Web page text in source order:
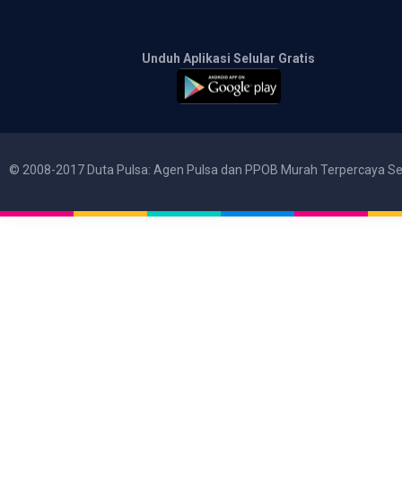
Unduh Aplikasi Selular Gratis
© 2008-2017 Duta Pulsa: Agen Pulsa dan PPOB Murah Terpercaya